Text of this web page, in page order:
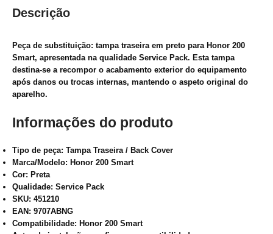
Descrição
Peça de substituição: tampa traseira em preto para Honor 200
Smart, apresentada na qualidade Service Pack. Esta tampa
destina-se a recompor o acabamento exterior do equipamento
após danos ou trocas internas, mantendo o aspeto original do
aparelho.
Informações do produto
Tipo de peça: Tampa Traseira / Back Cover
Marca/Modelo: Honor 200 Smart
Cor: Preta
Qualidade: Service Pack
SKU: 451210
EAN: 9707ABNG
Compatibilidade: Honor 200 Smart